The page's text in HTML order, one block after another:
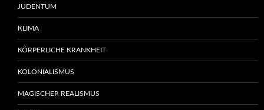
JUDENTUM
KLIMA
KÖRPERLICHE KRANKHEIT
KOLONIALISMUS
MAGISCHER REALISMUS